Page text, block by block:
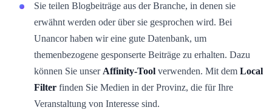
Sie teilen Blogbeiträge aus der Branche, in denen sie
erwähnt werden oder über sie gesprochen wird. Bei
Unancor haben wir eine gute Datenbank, um
themenbezogene gesponserte Beiträge zu erhalten. Dazu
können Sie unser Affinity-Tool verwenden. Mit dem Local
Filter finden Sie Medien in der Provinz, die für Ihre
Veranstaltung von Interesse sind.